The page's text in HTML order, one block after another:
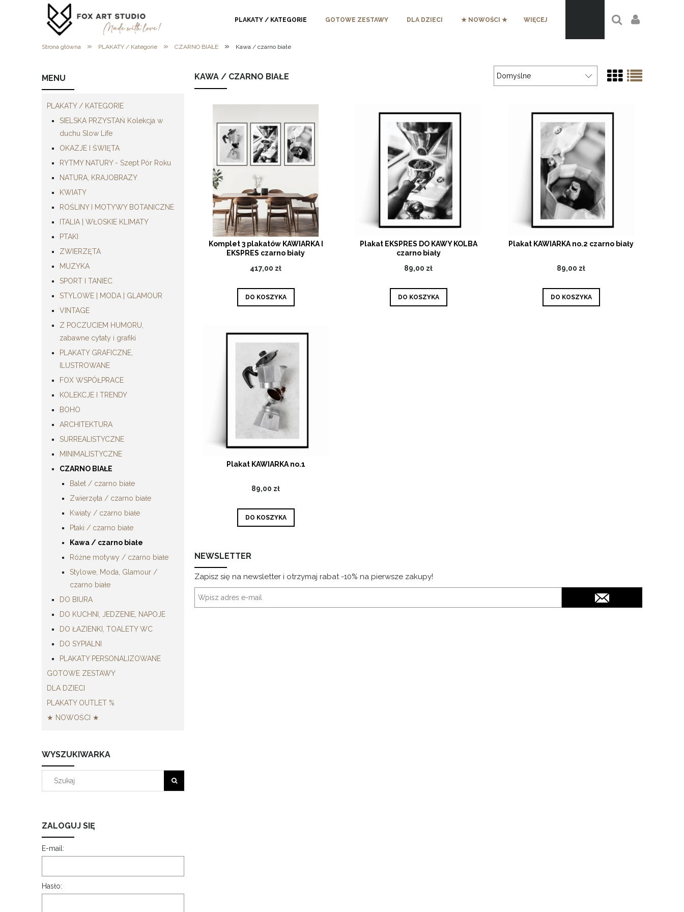
PLAKATY / KATEGORIE GOTOWE ZESTAWY DLA DZIECI ★ NOWOŚCI ★ WIĘCEJ
Strona główna » PLAKATY / Kategorie » CZARNO BIAŁE » Kawa / czarno białe
MENU
PLAKATY / KATEGORIE
SIELSKA PRZYSTAŃ Kolekcja w
duchu Slow Life
OKAZJE I ŚWIĘTA
RYTMY NATURY - Szept Pór Roku
NATURA, KRAJOBRAZY
KWIATY
ROŚLINY I MOTYWY BOTANICZNE
ITALIA | WŁOSKIE KLIMATY
PTAKI
ZWIERZĘTA
MUZYKA
SPORT I TANIEC
STYLOWE | MODA | GLAMOUR
VINTAGE
Z POCZUCIEM HUMORU,
zabawne cytaty i grafiki
PLAKATY GRAFICZNE,
ILUSTROWANE
FOX WSPÓŁPRACE
KOLEKCJE I TRENDY
BOHO
ARCHITEKTURA
SURREALISTYCZNE
MINIMALISTYCZNE
CZARNO BIAŁE
Balet / czarno białe
Zwierzęta / czarno białe
Kwiaty / czarno białe
Ptaki / czarno białe
Kawa / czarno białe
Różne motywy / czarno białe
Stylowe, Moda, Glamour /
czarno białe
DO BIURA
DO KUCHNI, JEDZENIE, NAPOJE
DO ŁAZIENKI, TOALETY WC
DO SYPIALNI
PLAKATY PERSONALIZOWANE
GOTOWE ZESTAWY
DLA DZIECI
PLAKATY OUTLET %
★ NOWOŚCI ★
WYSZUKIWARKA
ZALOGUJ SIĘ
E-mail:
Hasło:
KAWA / CZARNO BIAŁE
Komplet 3 plakatów KAWIARKA I
EKSPRES czarno biały
417,00 zł
DO KOSZYKA
Plakat EKSPRES DO KAWY KOLBA
czarno biały
89,00 zł
DO KOSZYKA
Plakat KAWIARKA no.2 czarno biały
89,00 zł
DO KOSZYKA
Plakat KAWIARKA no.1
89,00 zł
DO KOSZYKA
NEWSLETTER
Zapisz się na newsletter i otrzymaj rabat -10% na pierwsze zakupy!